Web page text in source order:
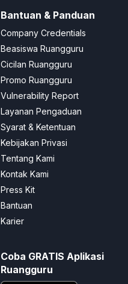
Bantuan & Panduan
Company Credentials
Beasiswa Ruangguru
Cicilan Ruangguru
Promo Ruangguru
Vulnerability Report
Layanan Pengaduan
Syarat & Ketentuan
Kebijakan Privasi
Tentang Kami
Kontak Kami
Press Kit
Bantuan
Karier
Coba GRATIS Aplikasi
Ruangguru